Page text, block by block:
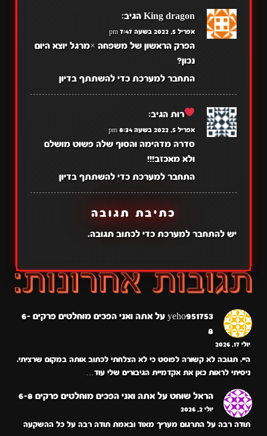
King dragon הגיב:
אפריל 5, 2022 בשעה 7:47 pm
הפרק הראשון של משפחה ×מרגל יוצא היום
נכון?
התחבר למערכת כדי להשתתף בדיון
רות הגיב:
אפריל 5, 2022 בשעה 8:34 pm
סדרה מדהימה והסוף שלה פשוט מושלם
ולא מאכזב!!!
התחבר למערכת כדי להשתתף בדיון
כתיבת תגובה
יש להתחבר למערכתכדי לכתוב תגובה.
yeho951753 על
אתה ואני הפכים מוחלטים פרקים 6-
8
יולי 17, 2026
היי. תגובה לא קשורה לפוסט כי לא הצלחתי לכתוב אותה במקום שרציתי.
ניסיתי לראות כאן את אקדמיית הגיבורים שלי עוד…
הראל שוחט על אתה ואני הפכים מוחלטים פרקים 6-8
יולי 2, 2026
תודה רבה על התרגום מעריך מאוד ובאמת תודה רבה על כל ההשקעה